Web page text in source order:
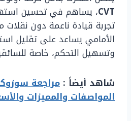
CVT، يساهم في تحسين
تجربة قيادة ناعمة دون
الأمامي يساعد على تقليل
وتسهيل التحكم، خاصة
شاهد أيضاً : مراجعة
المواصفات والمميزات